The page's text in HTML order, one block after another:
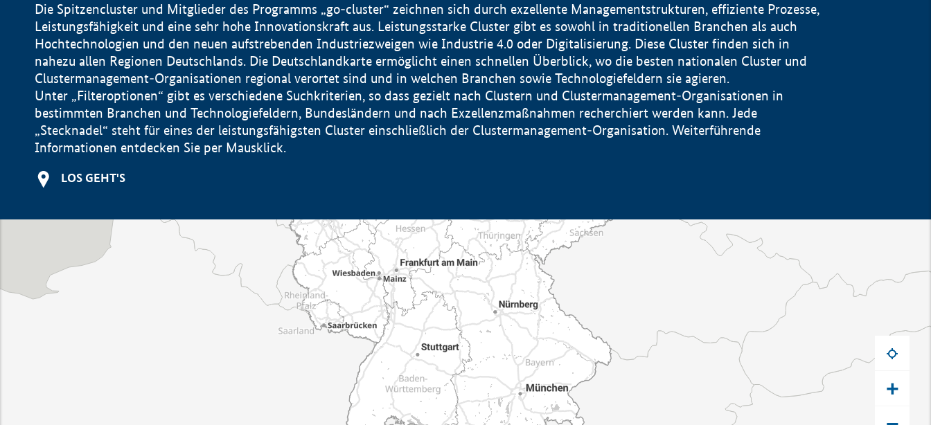
Die Spitzencluster und Mitglieder des Programms „go-cluster“ zeichnen sich durch exzellente Managementstrukturen, effiziente Prozesse,
Leistungsfähigkeit und eine sehr hohe Innovationskraft aus. Leistungsstarke Cluster gibt es sowohl in traditionellen Branchen als auch
Hochtechnologien und den neuen aufstrebenden Industriezweigen wie Industrie 4.0 oder Digitalisierung. Diese Cluster finden sich in
nahezu allen Regionen Deutschlands. Die Deutschlandkarte ermöglicht einen schnellen Überblick, wo die besten nationalen Cluster und
Clustermanagement-Organisationen regional verortet sind und in welchen Branchen sowie Technologiefeldern sie agieren.
Unter „Filteroptionen“ gibt es verschiedene Suchkriterien, so dass gezielt nach Clustern und Clustermanagement-Organisationen in
bestimmten Branchen und Technologiefeldern, Bundesländern und nach Exzellenzmaßnahmen recherchiert werden kann. Jede
„Stecknadel“ steht für eines der leistungsfähigsten Cluster einschließlich der Clustermanagement-Organisation. Weiterführende
Informationen entdecken Sie per Mausklick.
LOS GEHT'S
+